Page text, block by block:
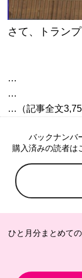
さて、トランプ
…
…
バックナンバ
購入済みの読者は
ひと月分まとめて